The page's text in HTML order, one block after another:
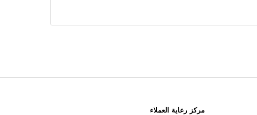
مركز رعاية العملاء